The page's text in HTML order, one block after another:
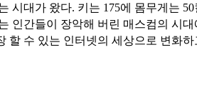
시대가 왔다. 키는 175에 몸무게는 50
인간들이 장악해 버린 매스컴의 시대
할 수 있는 인터넷의 세상으로 변화하